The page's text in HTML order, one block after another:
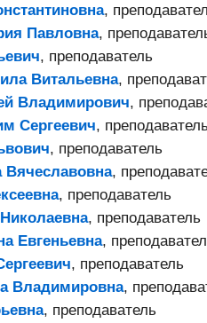
,
Павловна,
, преподаватель
Витальевна,
Владимирович,
Сергеевич,
, преподаватель
Вячеславовна,
, преподаватель
, преподаватель
Евгеньевна,
, преподаватель
Владимировна,
, преподаватель